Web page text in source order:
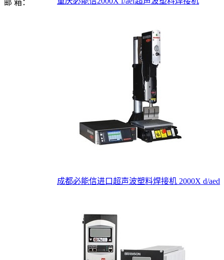
成都必能信进口超声波塑料焊接机 2000X d/aed
邮 箱：